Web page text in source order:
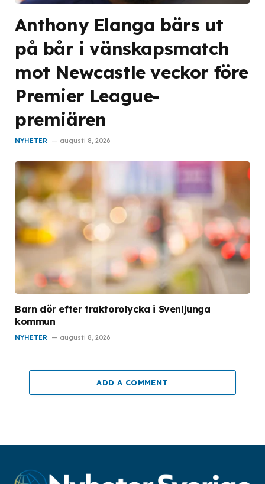
Anthony Elanga bärs ut
på bår i vänskapsmatch
mot Newcastle veckor före
Premier League-
premiären
NYHETER augusti 8, 2026
Barn dör efter traktorolycka i Svenljunga
kommun
NYHETER augusti 8, 2026
ADD A COMMENT